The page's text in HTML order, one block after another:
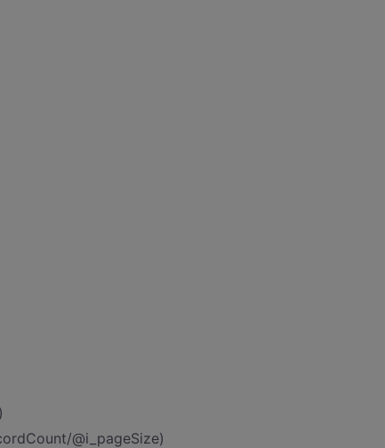
@i_pageSize)